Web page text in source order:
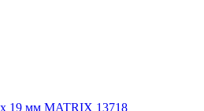
19 мм MATRIX 13718